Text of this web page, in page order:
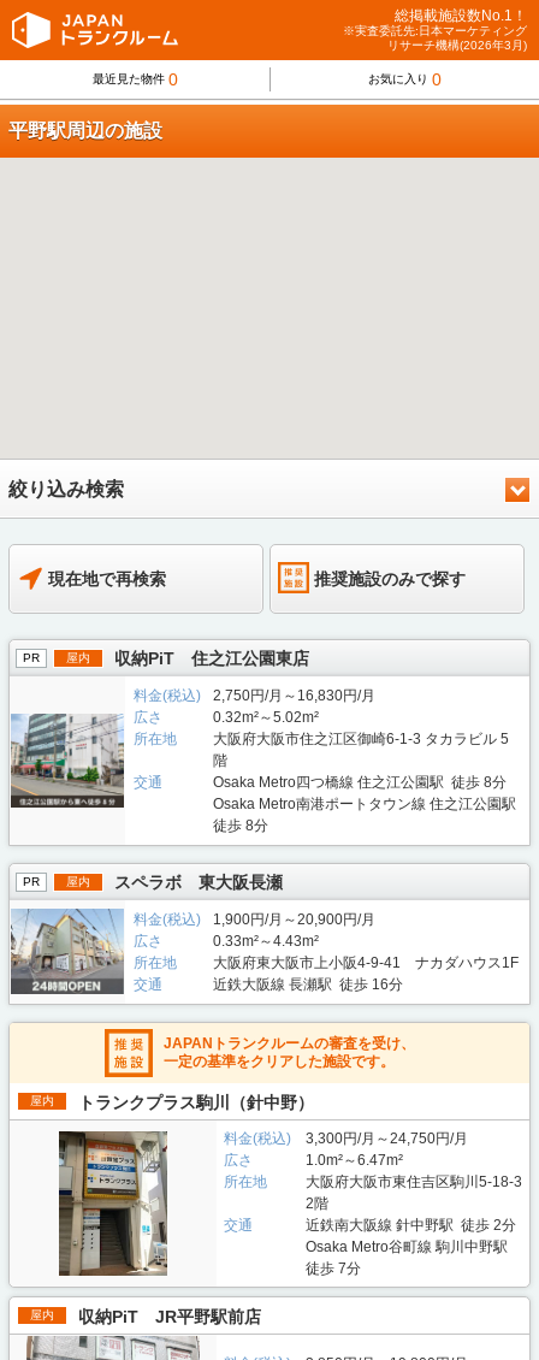
総掲載施設数No.1！
※実査委託先:日本マーケティング
リサーチ機構(2026年3月)
最近見た物件 0 お気に入り 0
平野駅周辺の施設
絞り込み検索
現在地で再検索 推奨施設のみで探す
PR 屋内 収納PiT 住之江公園東店
料金(税込)
2,750円/月～16,830円/月
広さ
0.32m²～5.02m²
所在地
大阪府大阪市住之江区御崎6-1-3 タカラビル 5
階
交通
Osaka Metro四つ橋線 住之江公園駅 徒歩 8分
Osaka Metro南港ポートタウン線 住之江公園駅
徒歩 8分
PR 屋内 スペラボ 東大阪長瀬
料金(税込)
1,900円/月～20,900円/月
広さ
0.33m²～4.43m²
所在地
大阪府東大阪市上小阪4-9-41 ナカダハウス1F
交通
近鉄大阪線 長瀬駅 徒歩 16分
JAPANトランクルームの審査を受け、
一定の基準をクリアした施設です。
屋内 トランクプラス駒川（針中野）
料金(税込)
3,300円/月～24,750円/月
広さ
1.0m²～6.47m²
所在地
大阪府大阪市東住吉区駒川5-18-3
2階
交通
近鉄南大阪線 針中野駅 徒歩 2分
Osaka Metro谷町線 駒川中野駅
徒歩 7分
屋内 収納PiT JR平野駅前店